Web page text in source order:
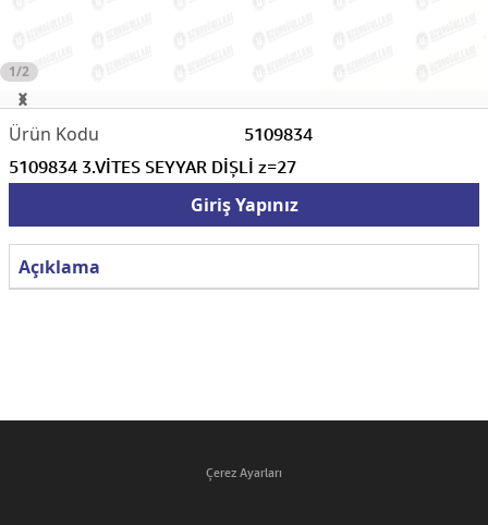
1/2
5109834
5109834 3.VİTES SEYYAR DİŞLİ z=27
Giriş Yapınız
Açıklama
Çerez Ayarları